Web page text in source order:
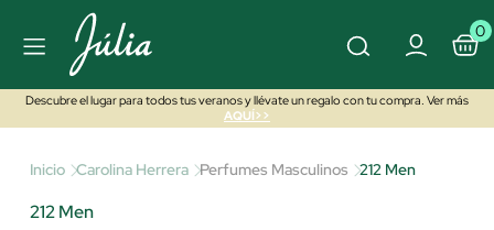
0
Descubre el lugar para todos tus veranos y llévate un regalo con tu compra. Ver más
AQUÍ>>
Inicio Carolina Herrera Perfumes Masculinos 212 Men
212 Men